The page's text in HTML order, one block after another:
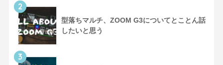
2
型落ちマルチ、ZOOM G3についてとことん話
したいと思う
3